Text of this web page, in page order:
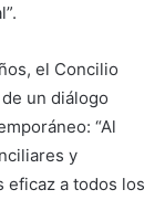
el Concilio
un diálogo
“Al
y
eficaz a todos los